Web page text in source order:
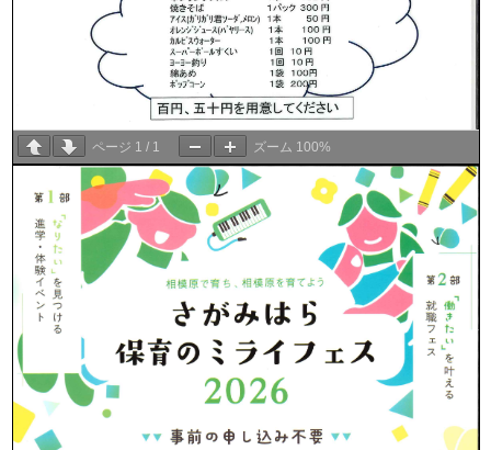
ページ 1 / 1 ズーム 100%